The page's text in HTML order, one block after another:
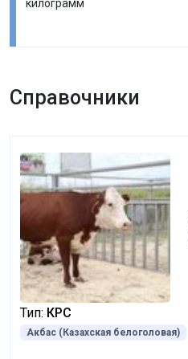
килограмм
Справочники
Тип: КРС
Акбас (Казахская белоголовая)